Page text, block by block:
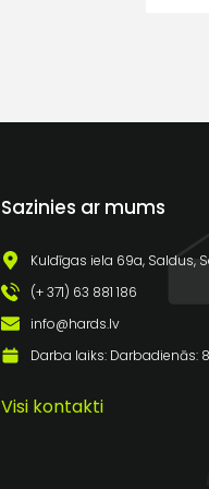
Sazinies ar mums
Kuldīgas iela 69a, Saldus,
(+ 371) 63 881 186
info@hards.lv
Darba laiks: Darbadienās:
Visi kontakti